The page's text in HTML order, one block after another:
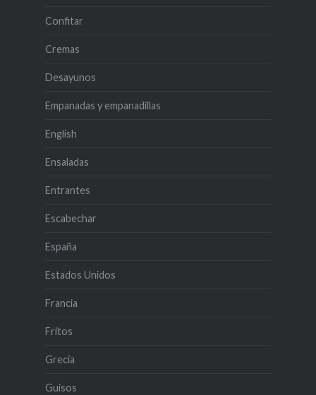
Confitar
Cremas
Desayunos
Empanadas y empanadillas
English
Ensaladas
Entrantes
Escabechar
España
Estados Unidos
Francia
Fritos
Grecia
Guisos